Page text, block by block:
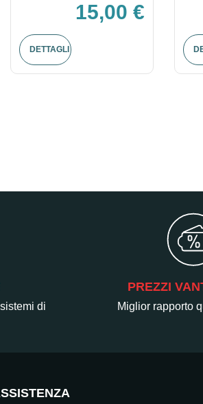
15,00 €
DETTAGLI
di
PREZZI
Miglior rapporto